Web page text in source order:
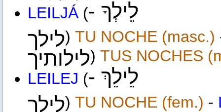
LEILJÁ (לֵילְךָ -
לילך) TU NOCHE (masc.)
לילותיך) TUS NOCHES
LEILEJ (לֵילֵךְ -
לילך) TU NOCHE (fem.) -